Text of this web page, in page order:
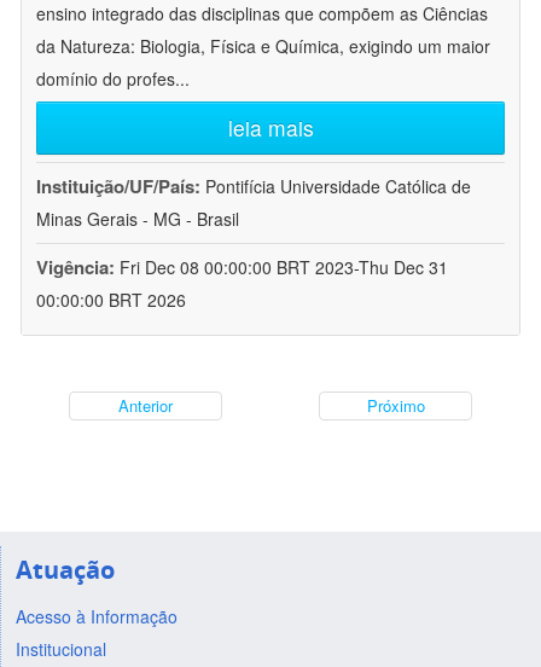
ensino integrado das disciplinas que compõem as Ciências
da Natureza: Biologia, Física e Química, exigindo um maior
domínio do profes...
leia mais
Instituição/UF/País: Pontifícia Universidade Católica de
Minas Gerais - MG - Brasil
Vigência: Fri Dec 08 00:00:00 BRT 2023-Thu Dec 31
00:00:00 BRT 2026
Anterior Próximo
Atuação
Acesso à Informação
Institucional